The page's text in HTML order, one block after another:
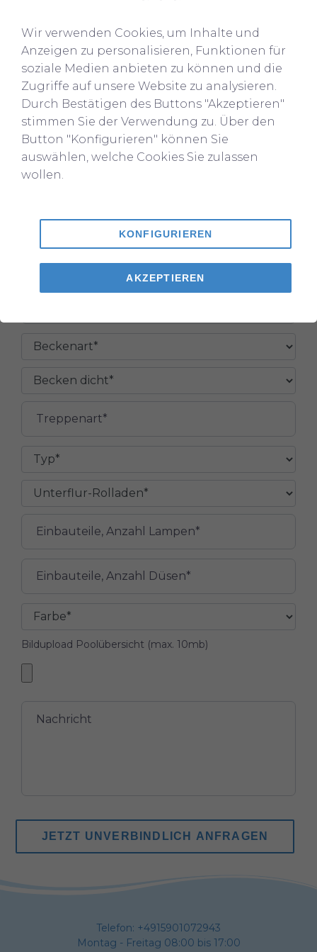
Erreichbarkeit*
ganztags
vormittags
Angaben zum Pool
Bildupload Poolübersicht (max. 10mb)
JETZT UNVERBINDLICH ANFRAGEN
Telefon: +4915901072943
Montag - Freitag 08:00 bis 17:00
Wir verwenden Cookies, um Inhalte und
Anzeigen zu personalisieren, Funktionen für
soziale Medien anbieten zu können und die
Zugriffe auf unsere Website zu analysieren.
Durch Bestätigen des Buttons "Akzeptieren"
stimmen Sie der Verwendung zu. Über den
Button "Konfigurieren" können Sie
auswählen, welche Cookies Sie zulassen
wollen.
KONFIGURIEREN
AKZEPTIEREN